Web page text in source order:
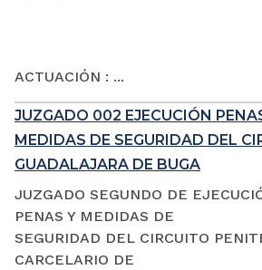
ACTUACIÓN : ...
JUZGADO 002 EJECUCIÓN
MEDIDAS DE SEGURIDAD DEL
GUADALAJARA DE BUGA
JUZGADO SEGUNDO DE
PENAS Y MEDIDAS DE
SEGURIDAD DEL CIRCUITO
CARCELARIO DE